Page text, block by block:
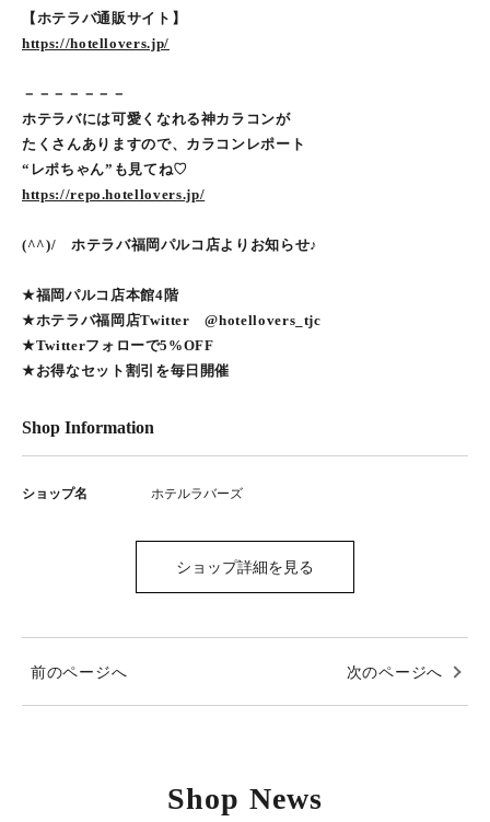
【ホテラバ通販サイト】
https://hotellovers.jp/
－－－－－－－
ホテラバには可愛くなれる神カラコンが
たくさんありますので、カラコンレポート
“レポちゃん”も見てね♡
https://repo.hotellovers.jp/
(^^)/ ホテラバ福岡パルコ店よりお知らせ♪
★福岡パルコ店本館4階
★ホテラバ福岡店Twitter @hotellovers_tjc
★Twitterフォローで5%OFF
★お得なセット割引を毎日開催
Shop Information
ショップ名 ホテルラバーズ
ショップ詳細を見る
前のページへ 次のページへ
Shop News